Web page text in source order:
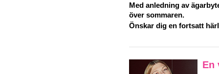
Med anledning av
över sommaren.
Önskar dig en fortsatt
En